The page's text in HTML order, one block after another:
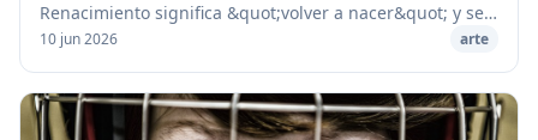
Renacimiento significa &quot;volver a nacer&quot; y se
aplica al movimiento intelectual que tanta inﬂuenc...
10 jun 2026 arte